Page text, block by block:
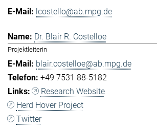
lcostello@ab.mpg.de
Dr. Blair R. Costelloe
Projektleiterin
blair.costelloe@ab.mpg.de
+49 7531 88-5182
Research Website
Herd Hover Project
Twitter